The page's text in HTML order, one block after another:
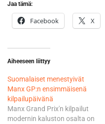
Jaa tämä:
Facebook X
Aiheeseen liittyy
Suomalaiset menestyivät
Manx GP:n ensimmäisenä
kilpailupäivänä
Manx Grand Prix'n kilpailut
modernin kaluston osalta on